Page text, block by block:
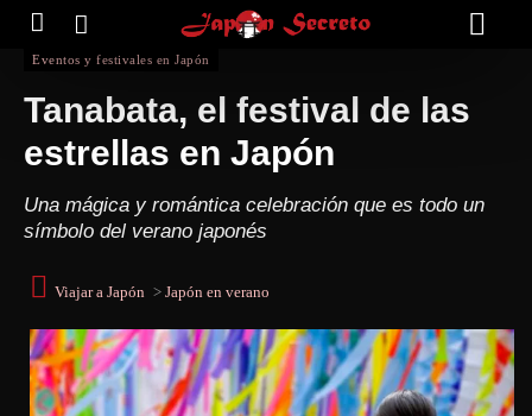
Eventos y festivales en Japón
Tanabata, el festival de las
estrellas en Japón
Una mágica y romántica celebración que es todo un
símbolo del verano japonés
Viajar a Japón > Japón en verano